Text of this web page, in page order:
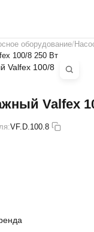
оборудование
100/8 250 Вт
Valfex
VF.D.100.8